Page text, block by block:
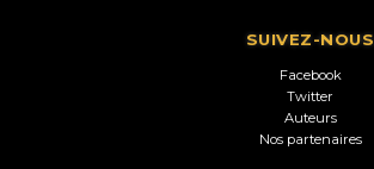
SUIVEZ-NOUS
Facebook
Twitter
Auteurs
Nos partenaires